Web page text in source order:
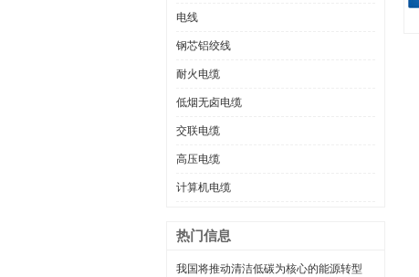
电线
钢芯铝绞线
耐火电缆
低烟无卤电缆
交联电缆
高压电缆
计算机电缆
热门信息
我国将推动清洁低碳为核心的能源转型